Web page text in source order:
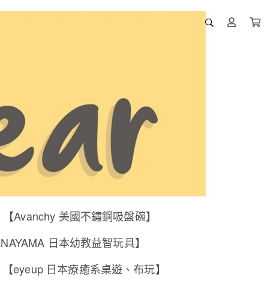
【Avanchy 美國不鏽鋼吸盤碗】
日本幼教益智玩具】
【eyeup 日本療癒系桌遊、布玩】